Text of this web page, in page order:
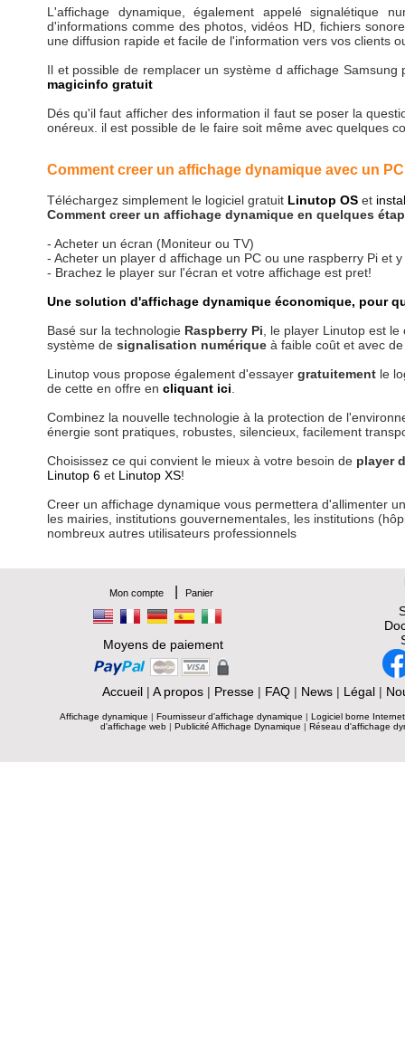
L'affichage dynamique, également appelé signalétique
d'informations comme des photos, vidéos HD, fichiers
une diffusion rapide et facile de l'information vers vos clients
Il et possible de remplacer un système d affichage
magicinfo gratuit
Dés qu'il faut afficher des information il faut se poser la
onéreux. il est possible de le faire soit même avec quelques
Comment creer un affichage dynamique avec un
Téléchargez simplement le logiciel gratuit Linutop OS et
Comment creer un affichage dynamique en quelques
- Acheter un écran (Moniteur ou TV)
- Acheter un player d affichage un PC ou une raspberry Pi et
- Brachez le player sur l'écran et votre affichage est pret!
Une solution d'affichage dynamique économique, pour
Basé sur la technologie Raspberry Pi , le player Linutop est
système de signalisation numérique à faible coût et avec
Linutop vous propose également d'essayer gratuitement le
de cette en offre en cliquant ici
Combinez la nouvelle technologie à la protection de
énergie sont pratiques, robustes, silencieux, facilement
Choisissez ce qui convient le mieux à votre besoin de player
Linutop 6 et Linutop XS!
Creer un affichage dynamique vous permettera d'allimenter
les mairies, institutions gouvernementales, les institutions
nombreux autres utilisateurs professionnels
Mon compte| Panier
Moyens de paiement
Accueil| A propos| Presse| FAQ| News| Légal|
Affichage dynamique | Fournisseur d'affichage dynamique | Logiciel borne
d'affichage web | Publicité Affichage Dynamique | Réseau d'affichage